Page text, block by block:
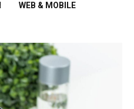
WEB & MOBILE